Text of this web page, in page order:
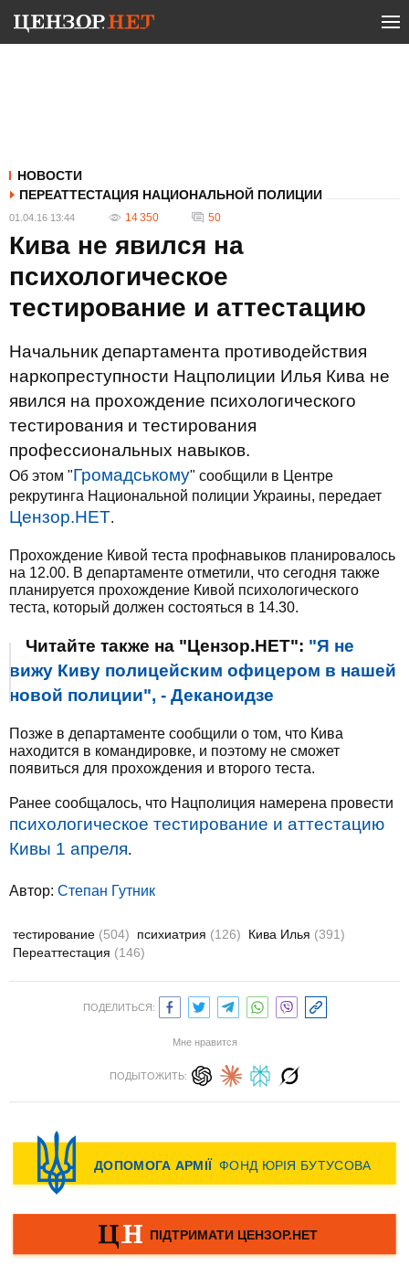
НОВОСТИ
ПЕРЕАТТЕСТАЦИЯ НАЦИОНАЛЬНОЙ ПОЛИЦИИ
01.04.16 13:44 14 350 50
Кива не явился на
психологическое
тестирование и аттестацию
Начальник департамента противодействия
наркопреступности Нацполиции Илья Кива не
явился на прохождение психологического
тестирования и тестирования
профессиональных навыков.
Об этом "Громадському" сообщили в Центре
рекрутинга Национальной полиции Украины, передает
Цензор.НЕТ.
Прохождение Кивой теста профнавыков планировалось
на 12.00. В департаменте отметили, что сегодня также
планируется прохождение Кивой психологического
теста, который должен состояться в 14.30.
Читайте также на "Цензор.НЕТ": "Я не
вижу Киву полицейским офицером в нашей
новой полиции", - Деканоидзе
Позже в департаменте сообщили о том, что Кива
находится в командировке, и поэтому не сможет
появиться для прохождения и второго теста.
Ранее сообщалось, что Нацполиция намерена провести
психологическое тестирование и аттестацию
Кивы 1 апреля.
Автор: Степан Гутник
тестирование (504) психиатрия (126) Кива Илья (391)
Переаттестация (146)
ПОДЕЛИТЬСЯ:
Мне нравится
ПОДЫТОЖИТЬ: